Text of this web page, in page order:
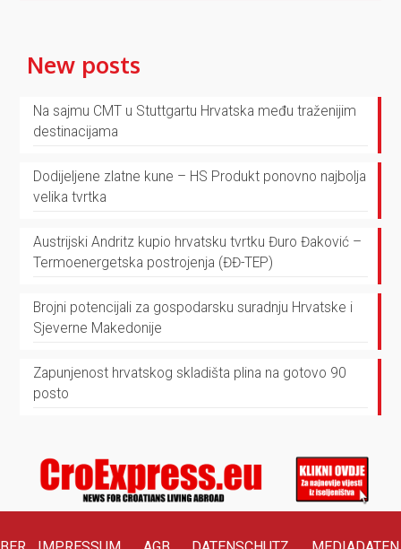
New posts
Na sajmu CMT u Stuttgartu Hrvatska među traženijim
destinacijama
Dodijeljene zlatne kune – HS Produkt ponovno najbolja
velika tvrtka
Austrijski Andritz kupio hrvatsku tvrtku Đuro Đaković –
Termoenergetska postrojenja (ĐĐ-TEP)
Brojni potencijali za gospodarsku suradnju Hrvatske i
Sjeverne Makedonije
Zapunjenost hrvatskog skladišta plina na gotovo 90
posto